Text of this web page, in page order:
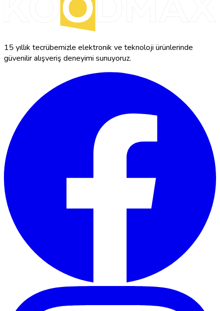
15 yıllık tecrübemizle elektronik ve teknoloji ürünlerinde
güvenilir alışveriş deneyimi sunuyoruz.